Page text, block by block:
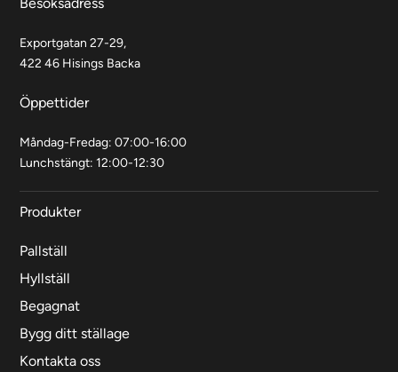
Exportgatan 27-29,
422 46 Hisings Backa
Öppettider
Måndag-Fredag: 07:00-16:00
Lunchstängt: 12:00-12:30
Produkter
Pallställ
Hyllställ
Begagnat
Bygg ditt ställage
Kontakta oss